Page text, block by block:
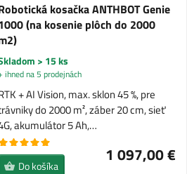
kosačka ANTHBOT Genie
(na kosenie plôch do 2000
> 15 ks
ihned na 5 prodejnách
+ AI Vision, max. sklon 45 %, pre
do 2000 m², záber 20 cm, sieť
akumulátor 5 Ah,…
1 097,00 €
Do košíka